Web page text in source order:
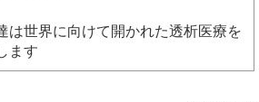
は世界に向けて開かれた透析医療を
ます